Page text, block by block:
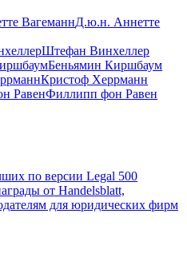
Д.ю.н. Аннетте
Штефан Винхеллер
Беньямин Киршбаум
Кристоф Херрманн
Филлипп фон Равен